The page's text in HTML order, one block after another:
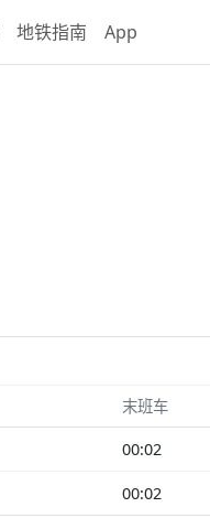
地铁指南 App
末班车
00:02
00:02